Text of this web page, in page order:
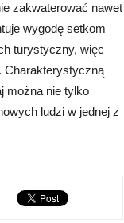
zakwaterować nawet
wygodę setkom
turystyczny, więc
Charakterystyczną
można nie tylko
ludzi w jednej z